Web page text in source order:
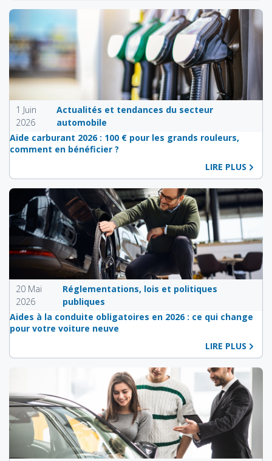
1 Juin
2026
Actualités et tendances du secteur
automobile
Aide carburant 2026 : 100 € pour les grands rouleurs,
comment en bénéficier ?
LIRE PLUS
20 Mai
2026
Réglementations, lois et politiques
publiques
Aides à la conduite obligatoires en 2026 : ce qui change
pour votre voiture neuve
LIRE PLUS